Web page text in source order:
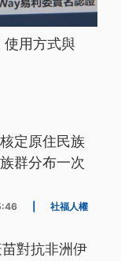
使用方式與
定原住民族
群分布一次
社福人權
對抗非洲伊